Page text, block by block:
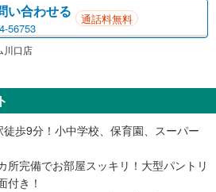
い合わせる
56753
通話料無料
川口店
歩9分！小中学校、保育園、スーパー
完備でお部屋スッキリ！大型パントリ
付き！